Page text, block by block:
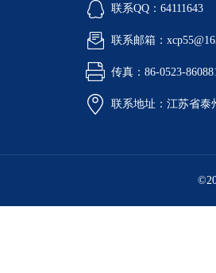
联系QQ：64111643
联系邮箱：
传真：86-0523-
联系地址：江苏省泰